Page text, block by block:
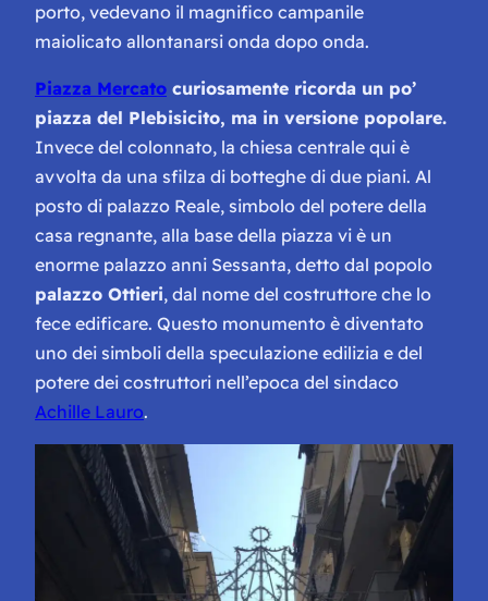
porto, vedevano il magnifico campanile
maiolicato allontanarsi onda dopo onda.
Piazza Mercato curiosamente ricorda un po’
piazza del Plebisicito, ma in versione popolare.
Invece del colonnato, la chiesa centrale qui è
avvolta da una sfilza di botteghe di due piani. Al
posto di palazzo Reale, simbolo del potere della
casa regnante, alla base della piazza vi è un
enorme palazzo anni Sessanta, detto dal popolo
palazzo Ottieri, dal nome del costruttore che lo
fece edificare. Questo monumento è diventato
uno dei simboli della speculazione edilizia e del
potere dei costruttori nell’epoca del sindaco
Achille Lauro.